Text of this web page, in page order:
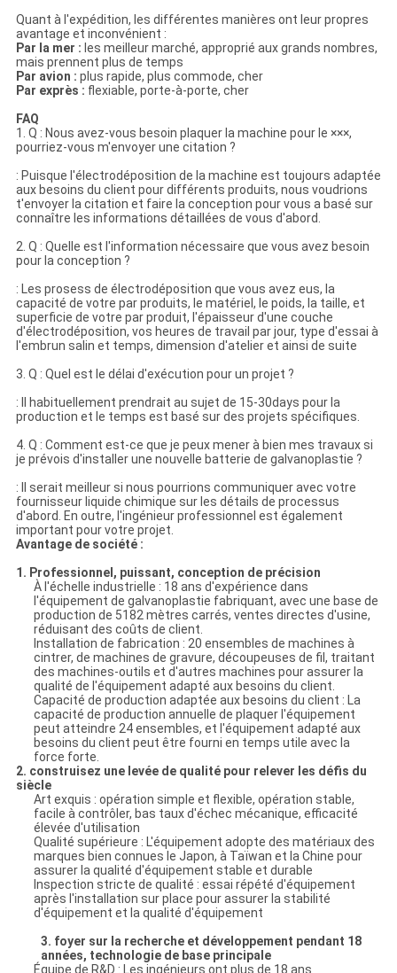
Quant à l'expédition, les différentes manières ont leur propres
avantage et inconvénient :
Par la mer : les meilleur marché, approprié aux grands nombres,
mais prennent plus de temps
Par avion : plus rapide, plus commode, cher
Par exprès : flexiable, porte-à-porte, cher
FAQ
1. Q : Nous avez-vous besoin plaquer la machine pour le ×××,
pourriez-vous m'envoyer une citation ?
: Puisque l'électrodéposition de la machine est toujours adaptée
aux besoins du client pour différents produits, nous voudrions
t'envoyer la citation et faire la conception pour vous a basé sur
connaître les informations détaillées de vous d'abord.
2. Q : Quelle est l'information nécessaire que vous avez besoin
pour la conception ?
: Les prosess de électrodéposition que vous avez eus, la
capacité de votre par produits, le matériel, le poids, la taille, et
superficie de votre par produit, l'épaisseur d'une couche
d'électrodéposition, vos heures de travail par jour, type d'essai à
l'embrun salin et temps, dimension d'atelier et ainsi de suite
3. Q : Quel est le délai d'exécution pour un projet ?
: Il habituellement prendrait au sujet de 15-30days pour la
production et le temps est basé sur des projets spécifiques.
4. Q : Comment est-ce que je peux mener à bien mes travaux si
je prévois d'installer une nouvelle batterie de galvanoplastie ?
: Il serait meilleur si nous pourrions communiquer avec votre
fournisseur liquide chimique sur les détails de processus
d'abord. En outre, l'ingénieur professionnel est également
important pour votre projet.
Avantage de société :
1. Professionnel, puissant, conception de précision
À l'échelle industrielle : 18 ans d'expérience dans
l'équipement de galvanoplastie fabriquant, avec une base de
production de 5182 mètres carrés, ventes directes d'usine,
réduisant des coûts de client.
Installation de fabrication : 20 ensembles de machines à
cintrer, de machines de gravure, découpeuses de fil, traitant
des machines-outils et d'autres machines pour assurer la
qualité de l'équipement adapté aux besoins du client.
Capacité de production adaptée aux besoins du client : La
capacité de production annuelle de plaquer l'équipement
peut atteindre 24 ensembles, et l'équipement adapté aux
besoins du client peut être fourni en temps utile avec la
force forte.
2. construisez une levée de qualité pour relever les défis du
siècle
Art exquis : opération simple et flexible, opération stable,
facile à contrôler, bas taux d'échec mécanique, efficacité
élevée d'utilisation
Qualité supérieure : L'équipement adopte des matériaux des
marques bien connues le Japon, à Taïwan et la Chine pour
assurer la qualité d'équipement stable et durable
Inspection stricte de qualité : essai répété d'équipement
après l'installation sur place pour assurer la stabilité
d'équipement et la qualité d'équipement
3. foyer sur la recherche et développement pendant 18
années, technologie de base principale
Équipe de R&D : Les ingénieurs ont plus de 18 ans